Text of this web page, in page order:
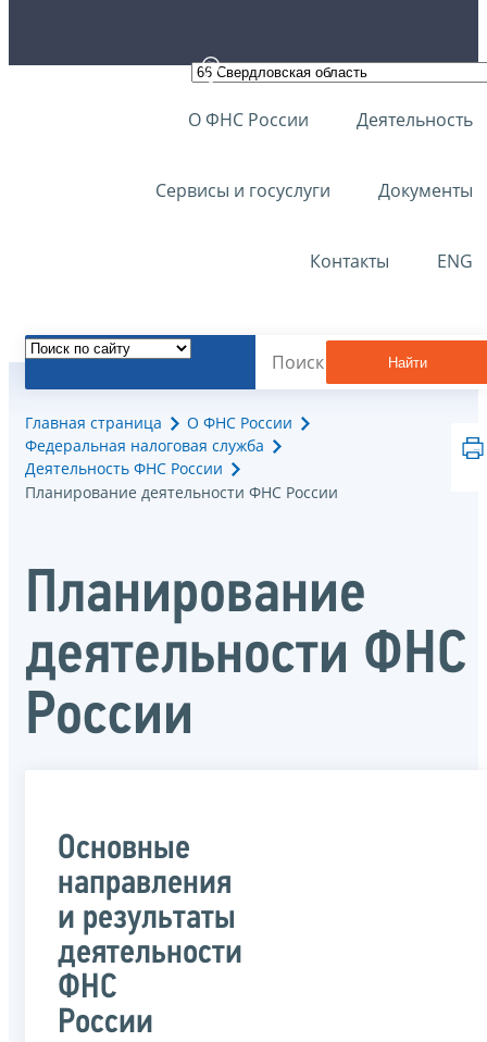
О ФНС России Деятельность
Сервисы и госуслуги Документы
Контакты ENG
Найти
Главная страница
О ФНС России
Федеральная налоговая служба
Деятельность ФНС России
Планирование деятельности ФНС России
Планирование
деятельности ФНС
России
Основные
направления
и результаты
деятельности
ФНС
России